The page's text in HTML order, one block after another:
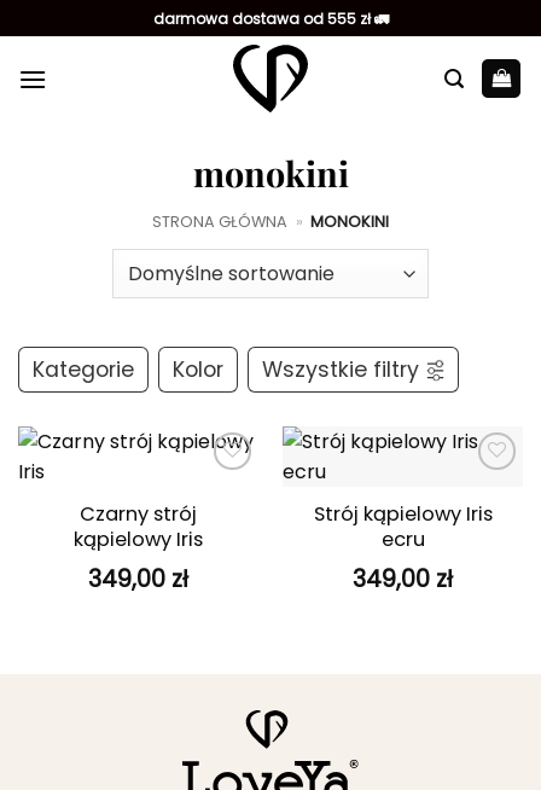
do
zawartości
darmowa dostawa od 555 zł 🚛
monokini
STRONA GŁÓWNA » MONOKINI
Kategorie Kolor Wszystkie filtry
ulubionych
Czarny strój
kąpielowy Iris
349,00 zł
ulubionych
Strój kąpielowy Iris
ecru
349,00 zł